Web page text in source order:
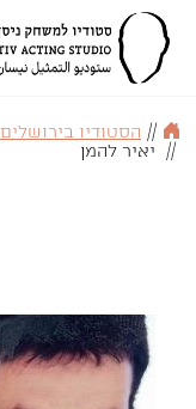
// הסטודיו בירושלים
// יאיר להמן